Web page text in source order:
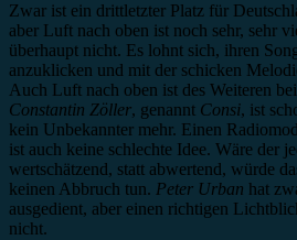
Zwar ist ein drittletzter Platz für
aber Luft nach oben ist noch sehr, sehr
überhaupt nicht. Es lohnt sich, ihren
anzuklicken und mit der schicken
Auch Luft nach oben ist des Weiteren
Constantin Zöller, genannt Consi, ist
kein Unbekannter mehr. Einen
ist auch keine schlechte Idee. Wäre der
wertschätzend, statt abwertend, würde
keinen Abbruch tun. Peter Urban hat
ausgedient, aber einen richtigen
nicht.